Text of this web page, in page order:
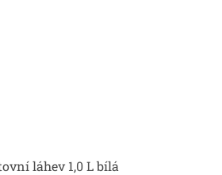
láhev 1,0 L bílá